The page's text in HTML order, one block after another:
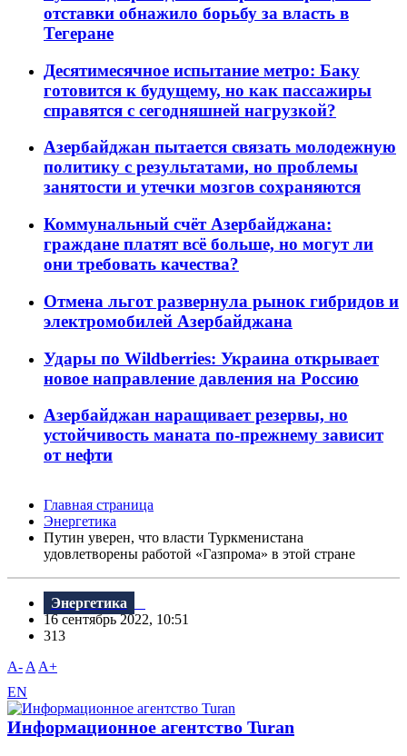
отставки обнажило борьбу за власть в
Тегеране
Десятимесячное испытание метро: Баку
готовится к будущему, но как пассажиры
справятся с сегодняшней нагрузкой?
Азербайджан пытается связать молодежную
политику с результатами, но проблемы
занятости и утечки мозгов сохраняются
Коммунальный счёт Азербайджана:
граждане платят всё больше, но могут ли
они требовать качества?
Отмена льгот развернула рынок гибридов и
электромобилей Азербайджана
Удары по Wildberries: Украина открывает
новое направление давления на Россию
Азербайджан наращивает резервы, но
устойчивость маната по-прежнему зависит
от нефти
Главная страница
Энергетика
Путин уверен, что власти Туркменистана
удовлетворены работой «Газпрома» в этой стране
Энергетика
16 сентябрь 2022, 10:51
313
A- A A+
EN
Информационное агентство Turan